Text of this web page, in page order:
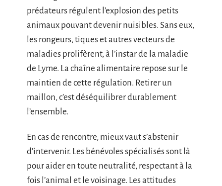
prédateurs régulent l’explosion des petits
animaux pouvant devenir nuisibles. Sans eux,
les rongeurs, tiques et autres vecteurs de
maladies prolifèrent, à l’instar de la maladie
de Lyme. La chaîne alimentaire repose sur le
maintien de cette régulation. Retirer un
maillon, c’est déséquilibrer durablement
l’ensemble.
En cas de rencontre, mieux vaut s’abstenir
d’intervenir. Les bénévoles spécialisés sont là
pour aider en toute neutralité, respectant à la
fois l’animal et le voisinage. Les attitudes